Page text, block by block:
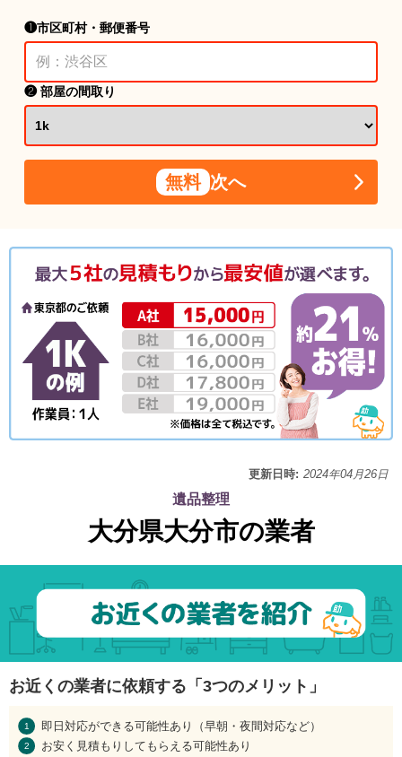
❶市区町村・郵便番号
❷ 部屋の間取り
無料 次へ
更新日時: 2024年04月26日
遺品整理
大分県大分市の業者
お近くの業者に依頼する「3つのメリット」
即日対応ができる可能性あり（早朝・夜間対応など）
お安く見積もりしてもらえる可能性あり